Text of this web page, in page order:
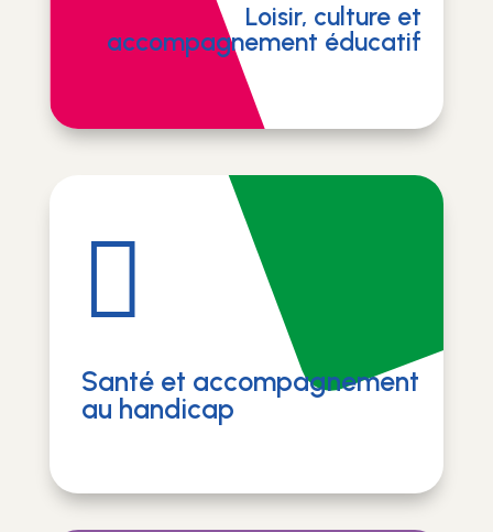
Loisir, culture et
accompagnement éducatif

Santé et accompagnement
au handicap